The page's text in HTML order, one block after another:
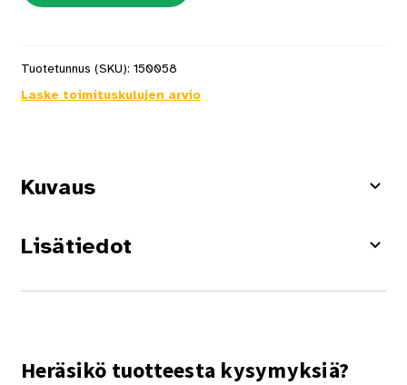
Tuotetunnus (SKU): 150058
Laske toimituskulujen arvio
Kuvaus
Lisätiedot
Heräsikö tuotteesta kysymyksiä?